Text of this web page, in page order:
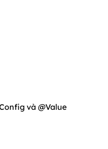
và @Value